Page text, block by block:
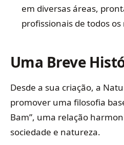
em diversas áreas,
profissionais de todos os
Uma Breve
Desde a sua criação, a
promover uma filosofia
Bam”, uma relação
sociedade e natureza.